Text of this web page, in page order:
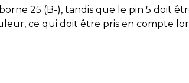
25 (B-), tandis que le pin 5 doit
ce qui doit être pris en compte